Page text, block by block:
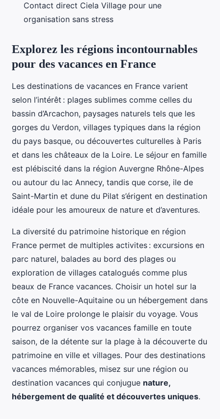
Contact direct Ciela Village pour une
organisation sans stress
Explorez les régions incontournables
pour des vacances en France
Les destinations de vacances en France varient
selon l’intérêt : plages sublimes comme celles du
bassin d’Arcachon, paysages naturels tels que les
gorges du Verdon, villages typiques dans la région
du pays basque, ou découvertes culturelles à Paris
et dans les châteaux de la Loire. Le séjour en famille
est plébiscité dans la région Auvergne Rhône-Alpes
ou autour du lac Annecy, tandis que corse, ile de
Saint-Martin et dune du Pilat s’érigent en destination
idéale pour les amoureux de nature et d’aventures.
La diversité du patrimoine historique en région
France permet de multiples activites : excursions en
parc naturel, balades au bord des plages ou
exploration de villages catalogués comme plus
beaux de France vacances. Choisir un hotel sur la
côte en Nouvelle-Aquitaine ou un hébergement dans
le val de Loire prolonge le plaisir du voyage. Vous
pourrez organiser vos vacances famille en toute
saison, de la détente sur la plage à la découverte du
patrimoine en ville et villages. Pour des destinations
vacances mémorables, misez sur une région ou
destination vacances qui conjugue nature,
hébergement de qualité et découvertes uniques.